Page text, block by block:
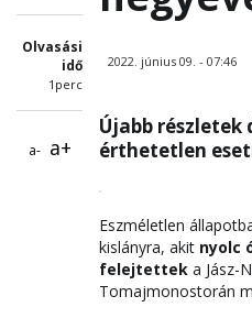
Olvasási
idő
1perc
a- a+
2022. június 09. - 07:46
Újabb
érthetetlen
Eszméletlen
kislányra, akit nyolc
felejtettek a Jász-
Tomajmonostorán